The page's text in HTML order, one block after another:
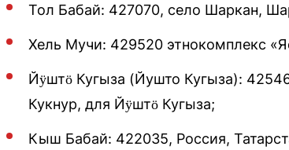
Тол Бабай: 427070, село Шаркан,
Хель Мучи: 429520 этнокомплекс
Йӱштӧ Кугыза (Йушто Кугыза):
Кукнур, для Йӱштӧ Кугыза;
Кыш Бабай: 422035, Россия,